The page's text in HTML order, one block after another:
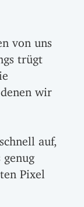
von uns
trügt
wir
auf,
Pixel